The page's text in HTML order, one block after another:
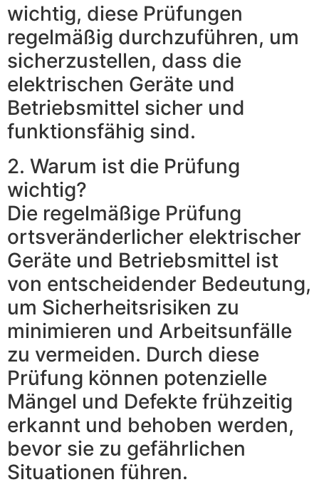
wichtig, diese Prüfungen
regelmäßig durchzuführen, um
sicherzustellen, dass die
elektrischen Geräte und
Betriebsmittel sicher und
funktionsfähig sind.
2. Warum ist die Prüfung
wichtig?
Die regelmäßige Prüfung
ortsveränderlicher elektrischer
Geräte und Betriebsmittel ist
von entscheidender Bedeutung,
um Sicherheitsrisiken zu
minimieren und Arbeitsunfälle
zu vermeiden. Durch diese
Prüfung können potenzielle
Mängel und Defekte frühzeitig
erkannt und behoben werden,
bevor sie zu gefährlichen
Situationen führen.